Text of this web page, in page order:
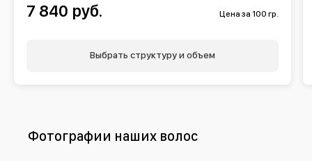
7 840 руб. Цена за 100 гр.
Выбрать структуру и объем
Фотографии наших волос